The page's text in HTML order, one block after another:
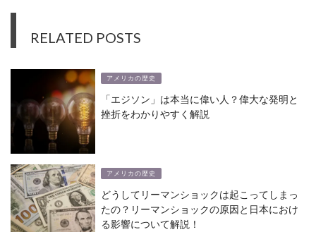
RELATED POSTS
アメリカの歴史
「エジソン」は本当に偉い人？偉大な発明と
挫折をわかりやすく解説
アメリカの歴史
どうしてリーマンショックは起こってしまっ
たの？リーマンショックの原因と日本におけ
る影響について解説！